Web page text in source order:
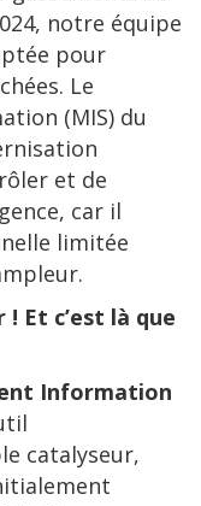
notre équipe
pour
Le
(MIS) du
et de
car il
limitée
Et c’est là que
Information
catalyseur,